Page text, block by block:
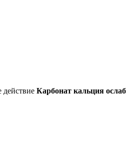
действие Карбонат кальция